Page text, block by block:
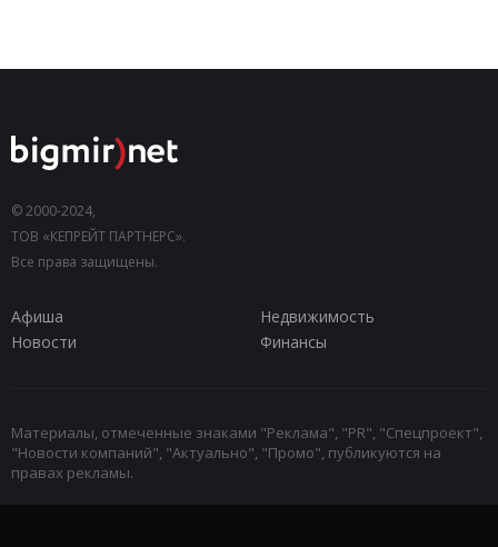
© 2000-2024,
ТОВ «КЕПРЕЙТ ПАРТНЕРС».
Все права защищены.
Афиша
Недвижимость
Новости
Финансы
Материалы, отмеченные знаками "Реклама", "PR", "Спецпроект",
"Новости компаний", "Актуально", "Промо", публикуются на
правах рекламы.